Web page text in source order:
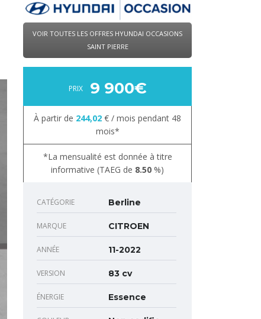
VOIR TOUTES LES OFFRES HYUNDAI OCCASIONS
SAINT PIERRE
PRIX 9 900€
À partir de 244,02 € / mois pendant 48
mois*
*La mensualité est donnée à titre
informative (TAEG de 8.50 %)
CATÉGORIE Berline
MARQUE CITROEN
ANNÉE 11-2022
VERSION 83 cv
ÉNERGIE Essence